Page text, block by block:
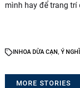
mình hay để trang trí
IN HOA DỪA CẠN, Ý
MORE STORIES